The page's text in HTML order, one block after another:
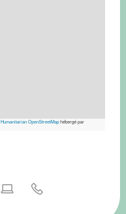
Humanitarian OpenStreetMaphébergé par